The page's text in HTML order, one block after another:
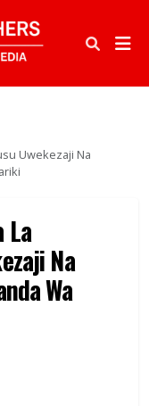
Uwekezaji Na
La
Na
Wa